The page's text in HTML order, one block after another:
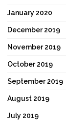
January 2020
December 2019
November 2019
October 2019
September 2019
August 2019
July 2019